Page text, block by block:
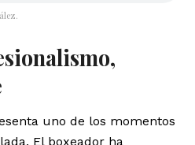
uno de los momentos
El boxeador ha